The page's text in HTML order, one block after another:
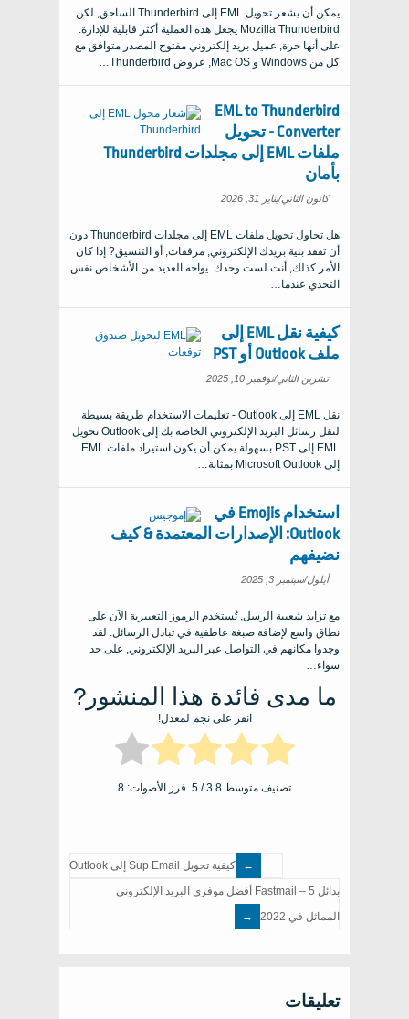
يمكن أن يشعر تحويل EML إلى Thunderbird الساحق, لكن
Mozilla Thunderbird يجعل هذه العملية أكثر قابلية للإدارة.
على أنها حرة, عميل بريد إلكتروني مفتوح المصدر متوافق مع
كل من Windows و Mac OS, عروض Thunderbird…
EML to Thunderbird
Converter - تحويل
ملفات EML إلى مجلدات Thunderbird
بأمان
كانون الثاني/يناير 31, 2026
هل تحاول تحويل ملفات EML إلى مجلدات Thunderbird دون
أن تفقد بنية بريدك الإلكتروني, مرفقات, أو التنسيق? إذا كان
الأمر كذلك, أنت لست وحدك. يواجه العديد من الأشخاص نفس
التحدي عندما…
كيفية نقل EML إلى
ملف Outlook أو PST
تشرين الثاني/نوفمبر 10, 2025
نقل EML إلى Outlook - تعليمات الاستخدام طريقة بسيطة
لنقل رسائل البريد الإلكتروني الخاصة بك إلى Outlook تحويل
EML إلى PST بسهولة يمكن أن يكون استيراد ملفات EML
إلى Microsoft Outlook بمثابة…
استخدام Emojis في
Outlook: الإصدارات المعتمدة & كيف
نضيفهم
أيلول/سبتمبر 3, 2025
مع تزايد شعبية الرسل, تُستخدم الرموز التعبيرية الآن على
نطاق واسع لإضافة صبغة عاطفية في تبادل الرسائل. لقد
وجدوا مكانهم في التواصل عبر البريد الإلكتروني, على حد
سواء…
ما مدى فائدة هذا المنشور?
انقر على نجم لمعدل!
تصنيف متوسط 3.8/ 5. فرز الأصوات: 8
كيفية تحويل Sup Email إلى Outlook
بدائل Fastmail – 5 أفضل موفري البريد الإلكتروني
المماثل في 2022
تعليقات